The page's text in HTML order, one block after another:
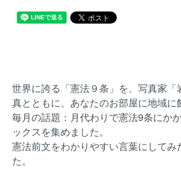
世界に誇る「憲法９条」を、写真家「
真とともに、あなたのお部屋に地域に
毎月の話題：月代わりで憲法9条にか
ックスを集めました。
憲法前文をわかりやすい言葉にしてみ
た。